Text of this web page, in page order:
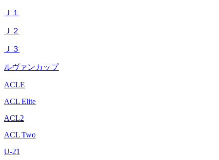
Ｊ１
Ｊ２
Ｊ３
ルヴァンカップ
ACLE
ACL Elite
ACL2
ACL Two
U-21